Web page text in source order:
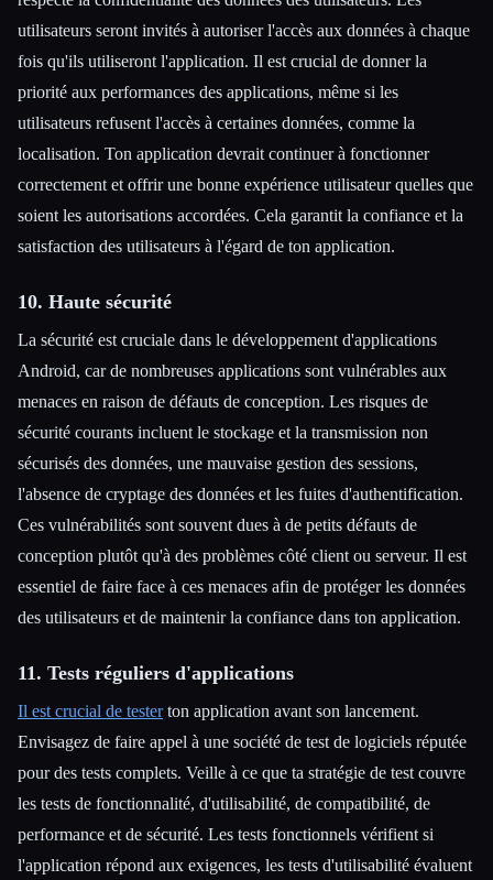
utilisateurs seront invités à autoriser l'accès aux données à chaque
fois qu'ils utiliseront l'application. Il est crucial de donner la
priorité aux performances des applications, même si les
utilisateurs refusent l'accès à certaines données, comme la
localisation. Ton application devrait continuer à fonctionner
correctement et offrir une bonne expérience utilisateur quelles que
soient les autorisations accordées. Cela garantit la confiance et la
satisfaction des utilisateurs à l'égard de ton application.
10. Haute sécurité
La sécurité est cruciale dans le développement d'applications
Android, car de nombreuses applications sont vulnérables aux
menaces en raison de défauts de conception. Les risques de
sécurité courants incluent le stockage et la transmission non
sécurisés des données, une mauvaise gestion des sessions,
l'absence de cryptage des données et les fuites d'authentification.
Ces vulnérabilités sont souvent dues à de petits défauts de
conception plutôt qu'à des problèmes côté client ou serveur. Il est
essentiel de faire face à ces menaces afin de protéger les données
des utilisateurs et de maintenir la confiance dans ton application.
11. Tests réguliers d'applications
Il est crucial de testerton application avant son lancement.
Envisagez de faire appel à une société de test de logiciels réputée
pour des tests complets. Veille à ce que ta stratégie de test couvre
les tests de fonctionnalité, d'utilisabilité, de compatibilité, de
performance et de sécurité. Les tests fonctionnels vérifient si
l'application répond aux exigences, les tests d'utilisabilité évaluent